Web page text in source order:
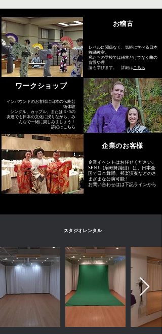
ワークショップ
インバウンドのお客様に日本の伝統芸
術体験
シングル、カップル、または 3 - 5の
友達でも日本の文化に浸りながら、み
んなで一緒に楽しみましょう！
詳細は こちら
​お稽古
レベルに関係なく、気軽に学べる日本
舞踊教室。
私たちの学校では稽古だけでなく曲の
背景や理
論も学びます。 詳細は こちら
企業のお客様
企業イベントはお任せください。
SENJU(扇寿舞踊団） は、日本全
国で日本舞踊、邦楽演奏などのさ
まざまな公演可能！
お問い合わせはは下記ラインから
スタジオレンタル